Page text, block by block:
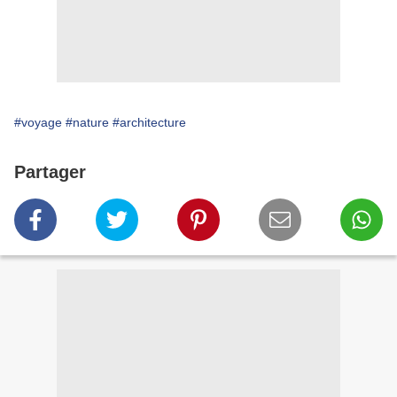
#voyage #nature #architecture
Partager